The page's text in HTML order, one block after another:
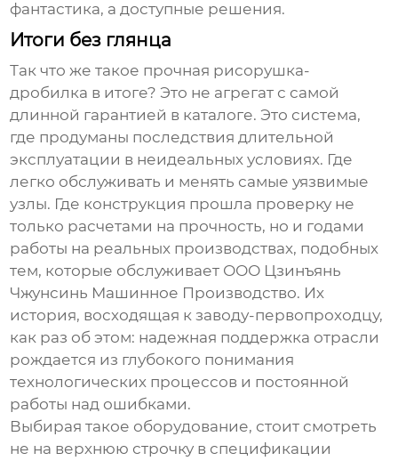
фантастика, а доступные решения.
Итоги без глянца
Так что же такое прочная рисорушка-
дробилка в итоге? Это не агрегат с самой
длинной гарантией в каталоге. Это система,
где продуманы последствия длительной
эксплуатации в неидеальных условиях. Где
легко обслуживать и менять самые уязвимые
узлы. Где конструкция прошла проверку не
только расчетами на прочность, но и годами
работы на реальных производствах, подобных
тем, которые обслуживает ООО Цзинъянь
Чжунсинь Машинное Производство. Их
история, восходящая к заводу-первопроходцу,
как раз об этом: надежная поддержка отрасли
рождается из глубокого понимания
технологических процессов и постоянной
работы над ошибками.
Выбирая такое оборудование, стоит смотреть
не на верхнюю строчку в спецификации